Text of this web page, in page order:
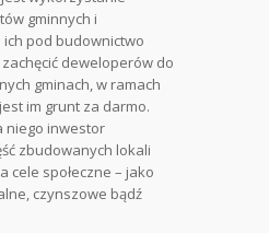
gminnych i
pod budownictwo
deweloperów do
gminach, w ramach
im grunt za darmo.
niego inwestor
zbudowanych lokali
cele społeczne – jako
czynszowe bądź